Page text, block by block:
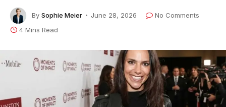
By Sophie Meier June 28, 2026
No Comments
4 Mins Read